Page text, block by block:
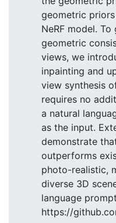
geometric
NeRF model.
geometric
views, we
inpainting and
view synthesis
requires no
a natural
as the input.
demonstrate
outperforms
photo-realistic,
diverse 3D
language
https://